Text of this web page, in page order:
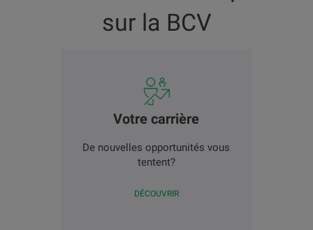
sur la BCV
Votre carrière
De nouvelles opportunités vous
tentent?
DÉCOUVRIR